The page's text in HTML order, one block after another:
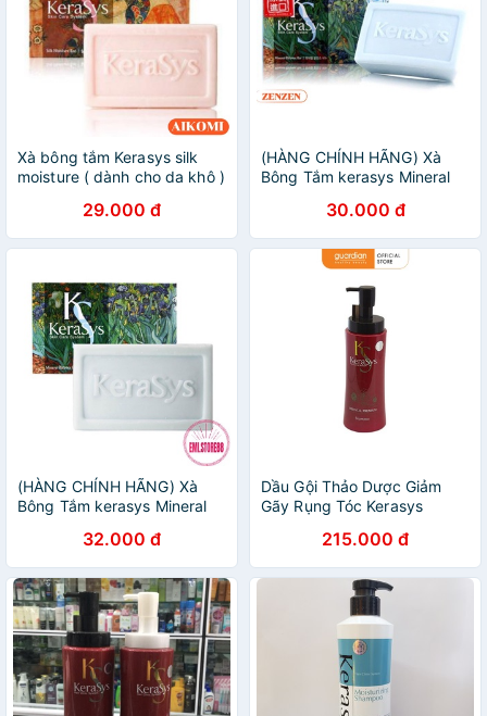
Xà bông tắm Kerasys silk
moisture ( dành cho da khô )
29.000 đ
(HÀNG CHÍNH HÃNG) Xà
Bông Tắm kerasys Mineral
30.000 đ
(HÀNG CHÍNH HÃNG) Xà
Bông Tắm kerasys Mineral
32.000 đ
Dầu Gội Thảo Dược Giảm
Gãy Rụng Tóc Kerasys
215.000 đ